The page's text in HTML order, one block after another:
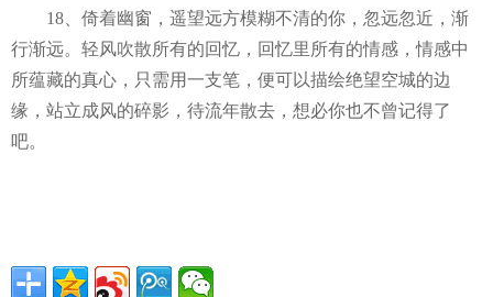
18、倚着幽窗，遥望远方模糊不清的你，忽远忽近，渐
行渐远。轻风吹散所有的回忆，回忆里所有的情感，情感中
所蕴藏的真心，只需用一支笔，便可以描绘绝望空城的边
缘，站立成风的碎影，待流年散去，想必你也不曾记得了
吧。